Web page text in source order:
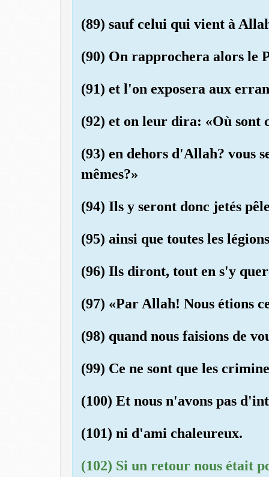
(89) sauf celui qui vient à
(90) On rapprochera alors le
(91) et l'on exposera aux
(92) et on leur dira: «Où sont
(93) en dehors d'Allah? vous
mêmes?»
(94) Ils y seront donc jetés
(95) ainsi que toutes les
(96) Ils diront, tout en s'y
(97) «Par Allah! Nous étions
(98) quand nous faisions de
(99) Ce ne sont que les
(100) Et nous n'avons pas
(101) ni d'ami chaleureux.
(102) Si un retour nous était